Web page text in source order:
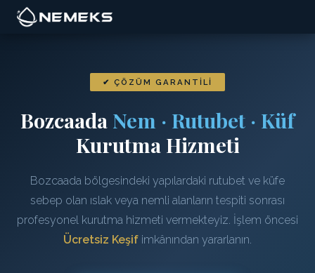
✔ ÇÖZÜM GARANTILI
Bozcaada Nem · Rutubet · Küf
Kurutma Hizmeti
Bozcaada bölgesindeki yapılardaki rutubet ve küfe
sebep olan ıslak veya nemli alanların tespiti sonrası
profesyonel kurutma hizmeti vermekteyiz. İşlem öncesi
Ücretsiz Keşif imkânından yararlanın.